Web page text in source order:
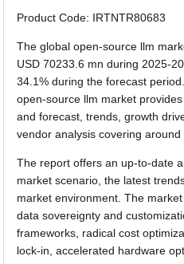
Product Code: IRTNTR80683
The global open-source llm
USD 70233.6 mn during 2025-
34.1% during the forecast
open-source llm market
and forecast, trends, growth
vendor analysis covering around
The report offers an up-to-date
market scenario, the latest
market environment. The
data sovereignty and
frameworks, radical cost
lock-in, accelerated hardware